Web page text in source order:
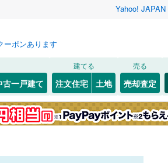
Yahoo! JAPAN
ーポンあります
古一戸建て
建てる
注文住宅 土地
売る
売却査定